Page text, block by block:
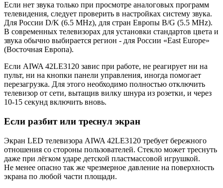
Если нет звука только при просмотре аналоговых программ
телевидения, следует проверить в настройках систему звука.
Для России D/K (6.5 MHz), для стран Европы B/G (5.5 MHz).
В современных телевизорах для установки стандартов цвета и
звука обычно выбирается регион - для России «East Europe»
(Восточная Европа).
Если AIWA 42LE3120 завис при работе, не реагирует ни на
пульт, ни на кнопки панели управления, иногда помогает
перезагрузка. Для этого необходимо полностью отключить
телевизор от сети, вытащив вилку шнура из розетки, и через
10-15 секунд включить вновь.
Если разбит или треснул экран
Экран LED телевизора AIWA 42LE3120 требует бережного
отношения со стороны пользователей. Стекло может треснуть
даже при лёгком ударе детской пластмассовой игрушкой.
Не менее опасно так же чрезмерное давление на поверхность
экрана по любой части площади.